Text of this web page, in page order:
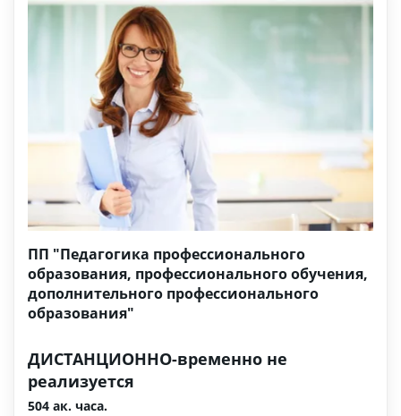
ПП "Педагогика профессионального
образования, профессионального обучения,
дополнительного профессионального
образования"
ДИСТАНЦИОННО-временно не
реализуется
504 ак. часа.